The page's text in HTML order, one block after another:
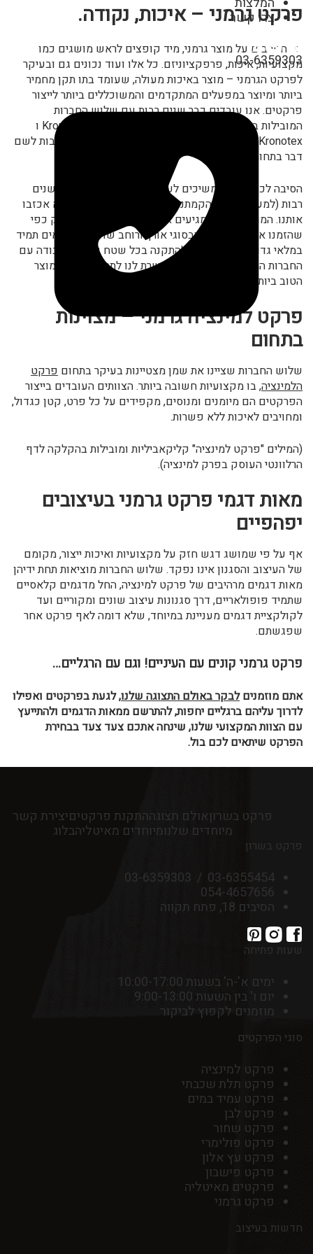
צרו קשר
03-6359303
פרקט גרמני – איכות, נקודה.
כשחושבים על מוצר גרמני, מיד קופצים לראש מושגים כמו
מקצועיות, איכות, פרפקציוניזם. כל אלו ועוד נכונים גם ובעיקר
לפרקט הגרמני – מוצר באיכות מעולה, שעומד בתו תקן מחמיר
ביותר ומיוצר במפעלים המתקדמים והמשוכללים ביותר לייצור
פרקטים. אנו עובדים כבר שנים רבות עם שלוש החברות
המובילות בגרמניה לייצור פרקטים: Kronoflooring, Tarkett ו
Kronotex-. שמן של החברות הללו יצא למרחוק והן נחשבות לשם
דבר בתחומן.
הסיבה לכך שאנו ממשיכים לעבוד עם אותן חברות כבר שנים
רבות (למעשה, מיום הקמתנו), היא פשוטה: הן מעולם לא אכזבו
אותנו. המוצרים תמיד מגיעים אלינו באיכות מעולה, בדיוק כפי
שהזמנו אותם, בכמויות ובסוגי אורך ורוחב שונים שנמצאים תמיד
במלאי גדול וזמין ומוכנים להתקנה בכל שטח וגודל. העבודה עם
החברות המובילות בגרמניה מאפשרת לנו לתת לכם את המוצר
הטוב ביותר, פרקט גרמני חזק, עמיד ויפה.
פרקט למינציה גרמני – מצוינות
בתחום
שלוש החברות שציינו את שמן מצטיינות בעיקר בתחום פרקט
הלמינציה, בו מקצועיות חשובה ביותר. הצוותים העובדים בייצור
הפרקטים הם מיומנים ומנוסים, מקפידים על כל פרט, קטן כגדול,
ומחויבים לאיכות ללא פשרות.
(המילים "פרקט למינציה" קליקאביליות ומובילות בהקלקה לדף
הרלוונטי העוסק בפרק למינציה).
מאות דגמי פרקט גרמני בעיצובים
יפהפיים
אף על פי שמושג דגש חזק על מקצועיות ואיכות ייצור, מקומם
של העיצוב והסגנון אינו נפקד. שלוש החברות מוציאות תחת ידיהן
מאות דגמים מרהיבים של פרקט למינציה, החל מדגמים קלאסיים
שתמיד פופולאריים, דרך סגנונות עיצוב שונים ומקוריים ועד
לקולקציית דגמים מעניינת במיוחד, שלא דומה לאף פרקט אחר
שפגשתם.
פרקט גרמני קונים עם העיניים! וגם עם הרגליים…
אתם מוזמניםלבקר באולם התצוגה שלנו, לגעת בפרקטים ואפילו
לדרוך עליהם ברגליים יחפות, להתרשם ממאות הדגמים ולהתייעץ
עם הצוות המקצועי שלנו, שינחה אתכם צעד צעד בבחירת
הפרקט שיתאים לכם בול.
פרקט בשרוןאולם תצוגההתקנת פרקטיםיצירת קשר
מיוחדים שלנומיוחדים מאיטליהבלוג
פרקט בשרון
03-6355454
/
03-6359303
054-4657656
הסיבים 18, פתח תקווה
שעות פתיחה
ימים א'-ה' בשעות 10:00-17:00
יום ו' בין השעות 9:00-13:00
מוזמנים לקפוץ לביקור
סוגי הפרקטים
פרקט למינציה
פרקט תלת שכבתי
פרקט עמיד במים
פרקט לבן
פרקט שחור
פרקט פולימרי
פרקט עץ אלון
פרקט פישבון
פרקטים מאיטליה
פרקט גרמני
חדשות בעיצוב